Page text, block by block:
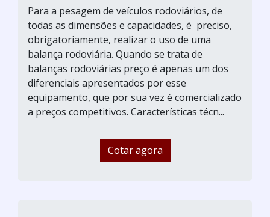
Para a pesagem de veículos rodoviários, de
todas as dimensões e capacidades, é preciso,
obrigatoriamente, realizar o uso de uma
balança rodoviária. Quando se trata de
balanças rodoviárias preço é apenas um dos
diferenciais apresentados por esse
equipamento, que por sua vez é comercializado
a preços competitivos. Características técn...
Cotar agora